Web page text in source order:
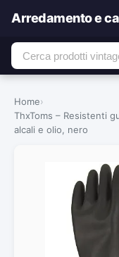
Arredamento e
Home›
ThxToms – Resistenti
alcali e olio, nero